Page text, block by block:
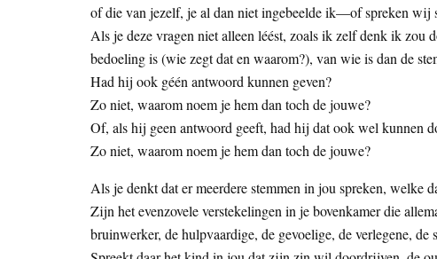
of die van jezelf, je al dan niet ingebeelde ik—of spreken wij
Als je deze vragen niet alleen léést, zoals ik zelf denk ik zou
bedoeling is (wie zegt dat en waarom?), van wie is dan de
Had hij ook géén antwoord kunnen geven?
Zo niet, waarom noem je hem dan toch de jouwe?
Of, als hij geen antwoord geeft, had hij dat ook wel kunnen
Zo niet, waarom noem je hem dan toch de jouwe?
Als je denkt dat er meerdere stemmen in jou spreken, welke
Zijn het evenzovele verstekelingen in je bovenkamer die
bruinwerker, de hulpvaardige, de gevoelige, de verlegene, de